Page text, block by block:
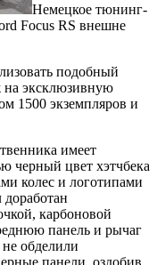
Немецкое тюнинг-
Focus RS внешне
подобный
на эксклюзивную
1500 экземпляров и
имеет
черный цвет хэтчбека
колес и логотипами
карбоновой
панель и рычаг
обделили
панели, оздобив